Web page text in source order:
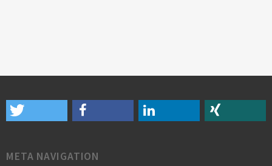
META NAVIGATION